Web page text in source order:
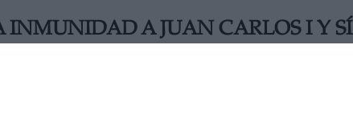
A JUAN CARLOS I Y SÍ